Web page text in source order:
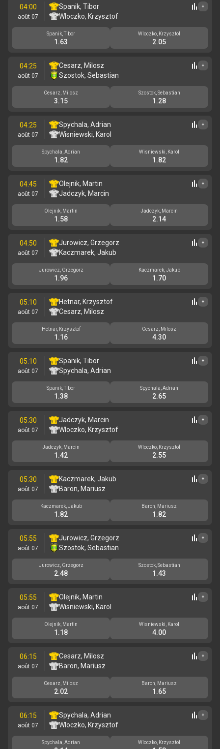
04:00
août 07
Spanik, Tibor
Wloczko, Krzysztof
+
Spanik, Tibor
1.63
Wloczko, Krzysztof
2.05
04:25
août 07
Cesarz, Milosz
Szostok, Sebastian
+
Cesarz, Milosz
3.15
Szostok, Sebastian
1.28
04:25
août 07
Spychala, Adrian
Wisniewski, Karol
+
Spychala, Adrian
1.82
Wisniewski, Karol
1.82
04:45
août 07
Olejnik, Martin
Jadczyk, Marcin
+
Olejnik, Martin
1.58
Jadczyk, Marcin
2.14
04:50
août 07
Jurowicz, Grzegorz
Kaczmarek, Jakub
+
Jurowicz, Grzegorz
1.96
Kaczmarek, Jakub
1.70
05:10
août 07
Hetnar, Krzysztof
Cesarz, Milosz
+
Hetnar, Krzysztof
1.16
Cesarz, Milosz
4.30
05:10
août 07
Spanik, Tibor
Spychala, Adrian
+
Spanik, Tibor
1.38
Spychala, Adrian
2.65
05:30
août 07
Jadczyk, Marcin
Wloczko, Krzysztof
+
Jadczyk, Marcin
1.42
Wloczko, Krzysztof
2.55
05:30
août 07
Kaczmarek, Jakub
Baron, Mariusz
+
Kaczmarek, Jakub
1.82
Baron, Mariusz
1.82
05:55
août 07
Jurowicz, Grzegorz
Szostok, Sebastian
+
Jurowicz, Grzegorz
2.48
Szostok, Sebastian
1.43
05:55
août 07
Olejnik, Martin
Wisniewski, Karol
+
Olejnik, Martin
1.18
Wisniewski, Karol
4.00
06:15
août 07
Cesarz, Milosz
Baron, Mariusz
+
Cesarz, Milosz
2.02
Baron, Mariusz
1.65
06:15
août 07
Spychala, Adrian
Wloczko, Krzysztof
+
Spychala, Adrian Wloczko, Krzysztof